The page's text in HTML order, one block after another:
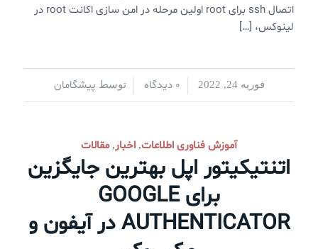
اتصال ssh برای root اولین مرحله در امن سازی اکانت root در
لینوکس، […]
فوریه 24, 2022 / 0 دیدگاه
/ توسط پیشگامان
آموزش فناوری اطلاعات, اخبار,مقالات
اتنتیکیتور اپل بهترین جایگزین
برای GOOGLE
AUTHENTICATOR در آیفون و